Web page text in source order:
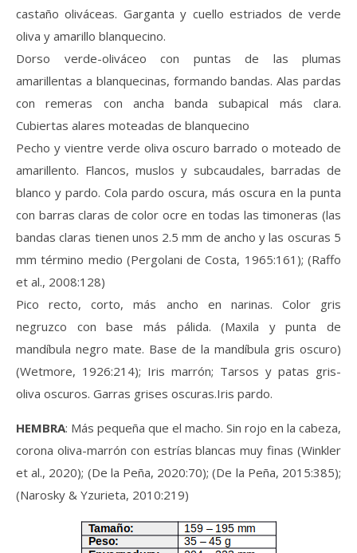
castaño oliváceas. Garganta y cuello estriados de verde
oliva y amarillo blanquecino.
Dorso verde-oliváceo con puntas de las plumas
amarillentas a blanquecinas, formando bandas. Alas pardas
con remeras con ancha banda subapical más clara.
Cubiertas alares moteadas de blanquecino
Pecho y vientre verde oliva oscuro barrado o moteado de
amarillento. Flancos, muslos y subcaudales, barradas de
blanco y pardo. Cola pardo oscura, más oscura en la punta
con barras claras de color ocre en todas las timoneras (las
bandas claras tienen unos 2.5 mm de ancho y las oscuras 5
mm término medio (Pergolani de Costa, 1965:161); (Raffo
et al., 2008:128)
Pico recto, corto, más ancho en narinas. Color gris
negruzco con base más pálida. (Maxila y punta de
mandíbula negro mate. Base de la mandíbula gris oscuro)
(Wetmore, 1926:214); Iris marrón; Tarsos y patas gris-
oliva oscuros. Garras grises oscuras.Iris pardo.
HEMBRA: Más pequeña que el macho. Sin rojo en la cabeza,
corona oliva-marrón con estrías blancas muy finas (Winkler
et al., 2020); (De la Peña, 2020:70); (De la Peña, 2015:385);
(Narosky & Yzurieta, 2010:219)